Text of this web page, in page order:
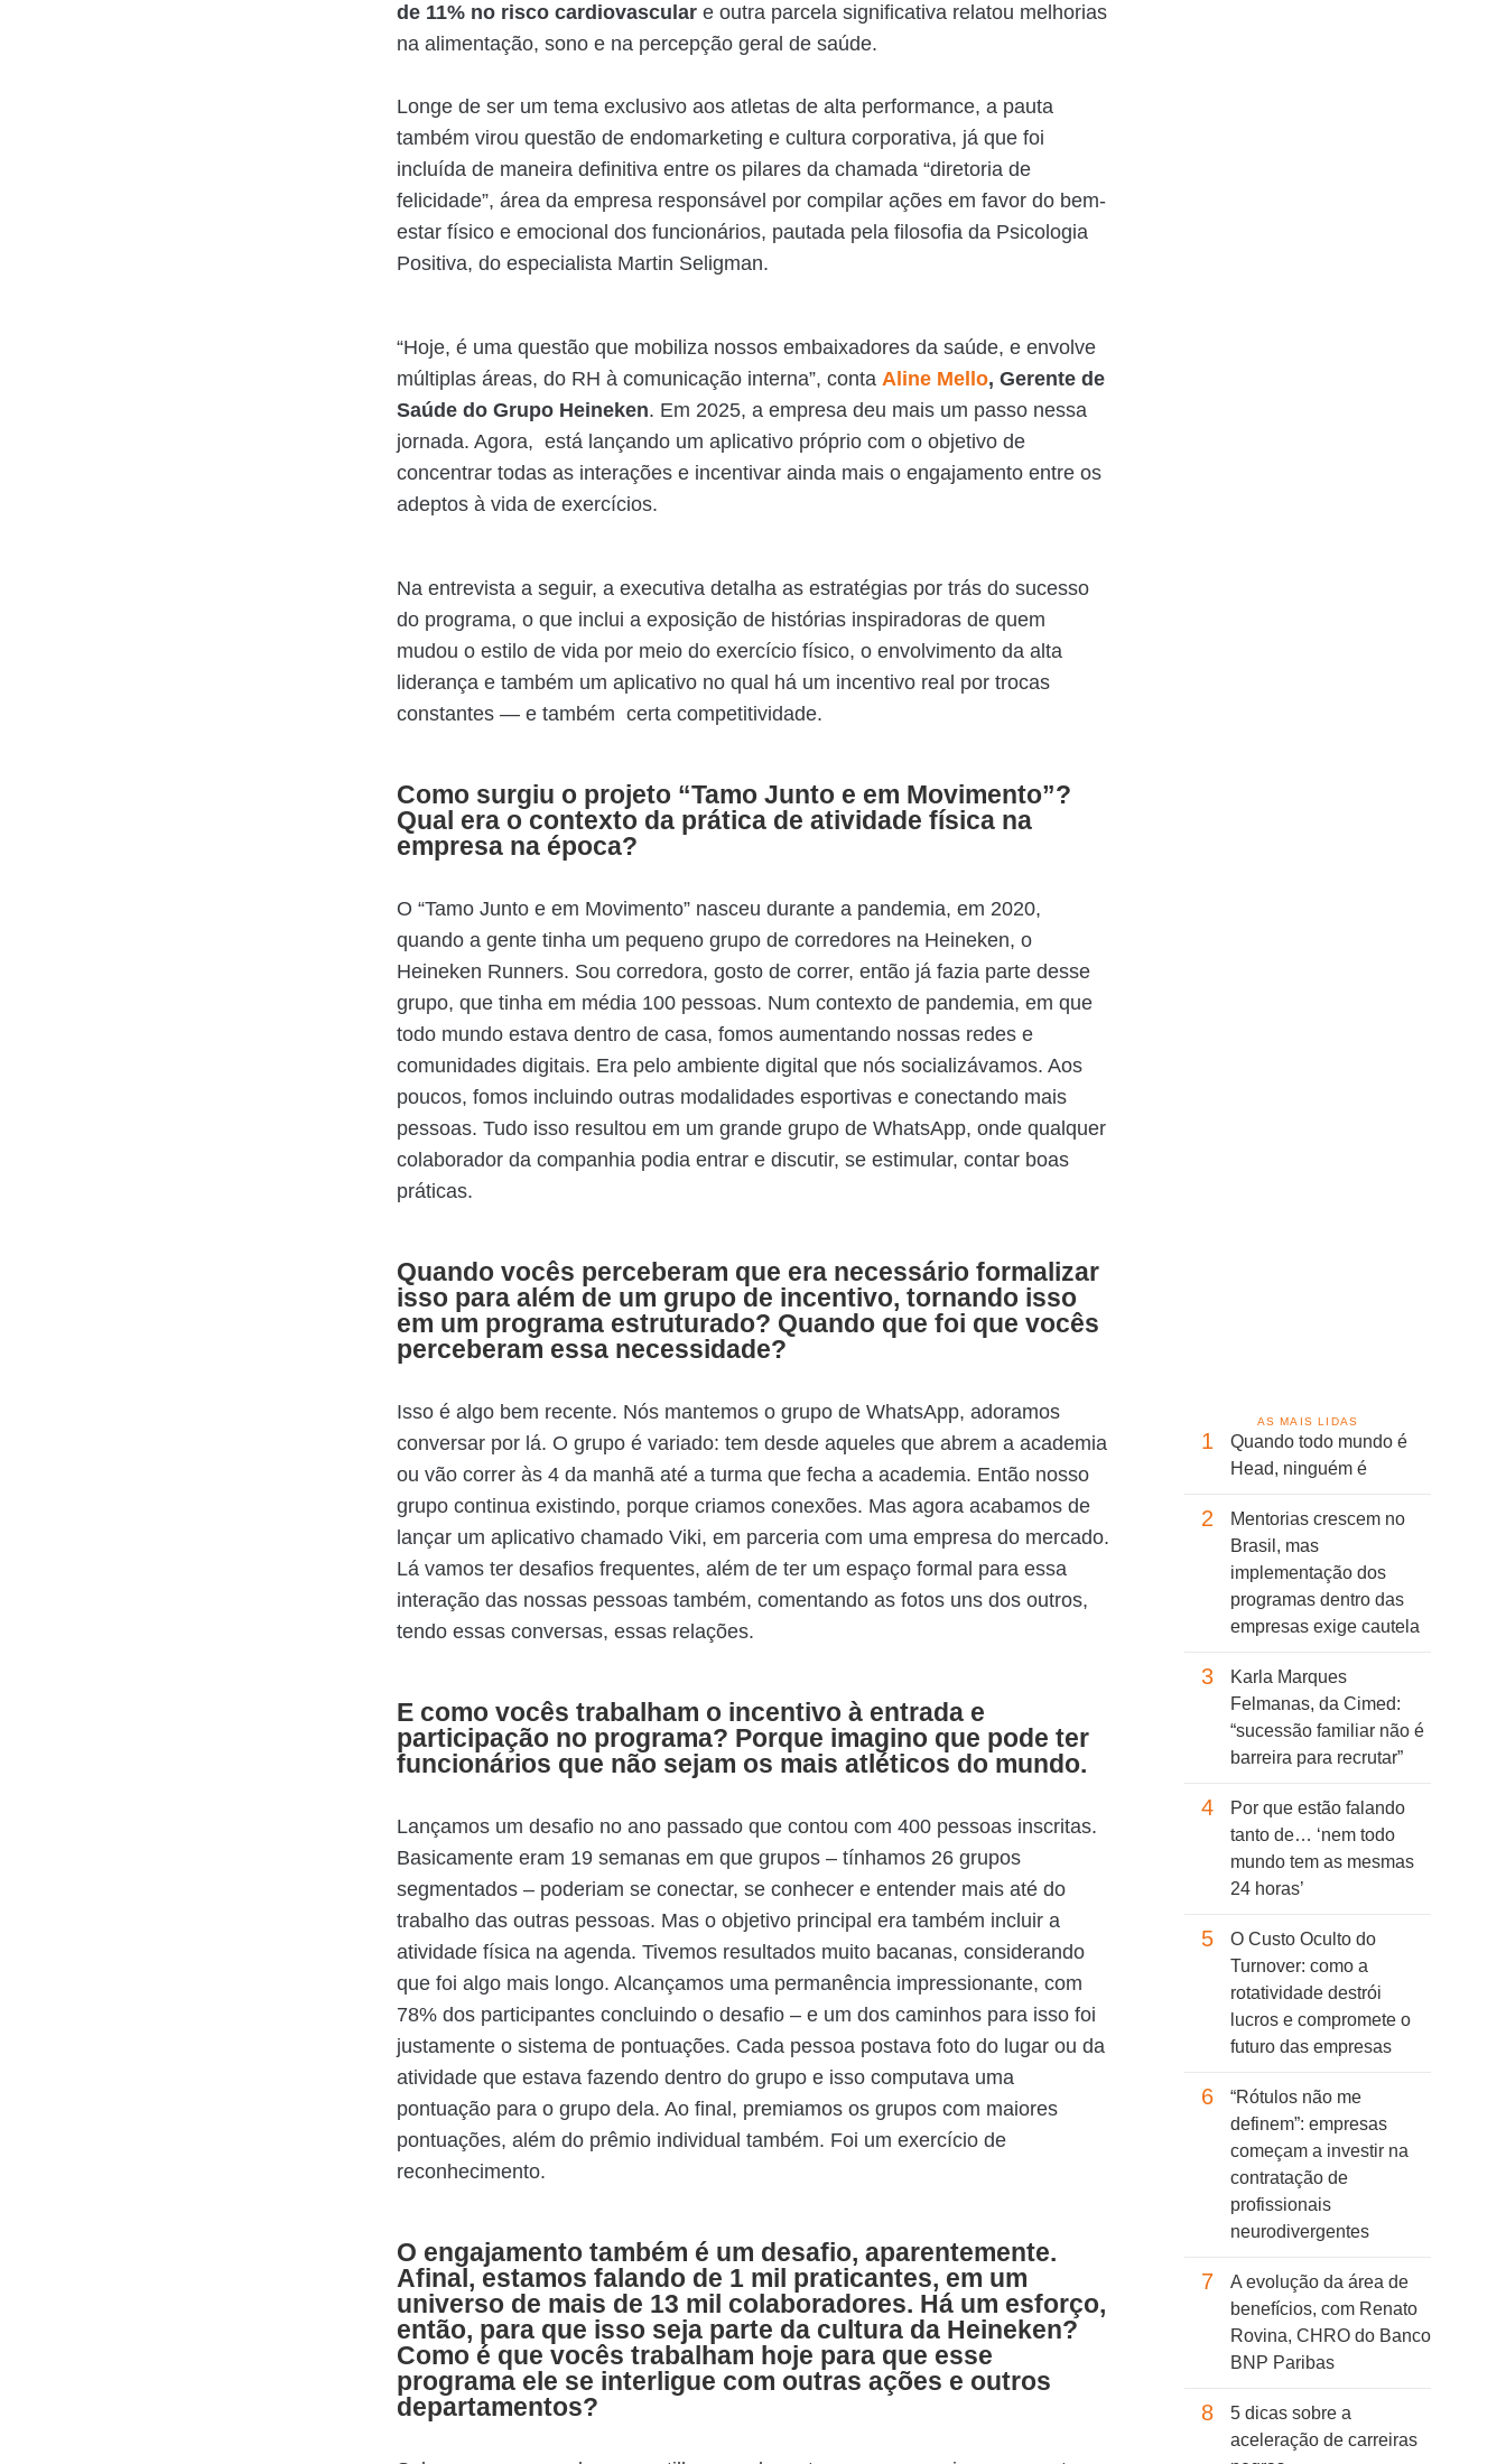
de 11% no risco cardiovascular e outra parcela significativa relatou melhorias
na alimentação, sono e na percepção geral de saúde.
Longe de ser um tema exclusivo aos atletas de alta performance, a pauta
também virou questão de endomarketing e cultura corporativa, já que foi
incluída de maneira definitiva entre os pilares da chamada “diretoria de
felicidade”, área da empresa responsável por compilar ações em favor do bem-
estar físico e emocional dos funcionários, pautada pela filosofia da Psicologia
Positiva, do especialista Martin Seligman.
“Hoje, é uma questão que mobiliza nossos embaixadores da saúde, e envolve
múltiplas áreas, do RH à comunicação interna”, conta Aline Mello, Gerente de
Saúde do Grupo Heineken. Em 2025, a empresa deu mais um passo nessa
jornada. Agora, está lançando um aplicativo próprio com o objetivo de
concentrar todas as interações e incentivar ainda mais o engajamento entre os
adeptos à vida de exercícios.
Na entrevista a seguir, a executiva detalha as estratégias por trás do sucesso
do programa, o que inclui a exposição de histórias inspiradoras de quem
mudou o estilo de vida por meio do exercício físico, o envolvimento da alta
liderança e também um aplicativo no qual há um incentivo real por trocas
constantes — e também certa competitividade.
Como surgiu o projeto “Tamo Junto e em Movimento”?
Qual era o contexto da prática de atividade física na
empresa na época?
O “Tamo Junto e em Movimento” nasceu durante a pandemia, em 2020,
quando a gente tinha um pequeno grupo de corredores na Heineken, o
Heineken Runners. Sou corredora, gosto de correr, então já fazia parte desse
grupo, que tinha em média 100 pessoas. Num contexto de pandemia, em que
todo mundo estava dentro de casa, fomos aumentando nossas redes e
comunidades digitais. Era pelo ambiente digital que nós socializávamos. Aos
poucos, fomos incluindo outras modalidades esportivas e conectando mais
pessoas. Tudo isso resultou em um grande grupo de WhatsApp, onde qualquer
colaborador da companhia podia entrar e discutir, se estimular, contar boas
práticas.
Quando vocês perceberam que era necessário formalizar
isso para além de um grupo de incentivo, tornando isso
em um programa estruturado? Quando que foi que vocês
perceberam essa necessidade?
Isso é algo bem recente. Nós mantemos o grupo de WhatsApp, adoramos
conversar por lá. O grupo é variado: tem desde aqueles que abrem a academia
ou vão correr às 4 da manhã até a turma que fecha a academia. Então nosso
grupo continua existindo, porque criamos conexões. Mas agora acabamos de
lançar um aplicativo chamado Viki, em parceria com uma empresa do mercado.
Lá vamos ter desafios frequentes, além de ter um espaço formal para essa
interação das nossas pessoas também, comentando as fotos uns dos outros,
tendo essas conversas, essas relações.
E como vocês trabalham o incentivo à entrada e
participação no programa? Porque imagino que pode ter
funcionários que não sejam os mais atléticos do mundo.
Lançamos um desafio no ano passado que contou com 400 pessoas inscritas.
Basicamente eram 19 semanas em que grupos – tínhamos 26 grupos
segmentados – poderiam se conectar, se conhecer e entender mais até do
trabalho das outras pessoas. Mas o objetivo principal era também incluir a
atividade física na agenda. Tivemos resultados muito bacanas, considerando
que foi algo mais longo. Alcançamos uma permanência impressionante, com
78% dos participantes concluindo o desafio – e um dos caminhos para isso foi
justamente o sistema de pontuações. Cada pessoa postava foto do lugar ou da
atividade que estava fazendo dentro do grupo e isso computava uma
pontuação para o grupo dela. Ao final, premiamos os grupos com maiores
pontuações, além do prêmio individual também. Foi um exercício de
reconhecimento.
O engajamento também é um desafio, aparentemente.
Afinal, estamos falando de 1 mil praticantes, em um
universo de mais de 13 mil colaboradores. Há um esforço,
então, para que isso seja parte da cultura da Heineken?
Como é que vocês trabalham hoje para que esse
programa ele se interligue com outras ações e outros
departamentos?
AS MAIS LIDAS
1
Quando todo mundo é
Head, ninguém é
2
Mentorias crescem no
Brasil, mas
implementação dos
programas dentro das
empresas exige cautela
3
Karla Marques
Felmanas, da Cimed:
“sucessão familiar não é
barreira para recrutar”
4
Por que estão falando
tanto de… ‘nem todo
mundo tem as mesmas
24 horas’
5
O Custo Oculto do
Turnover: como a
rotatividade destrói
lucros e compromete o
futuro das empresas
6
“Rótulos não me
definem”: empresas
começam a investir na
contratação de
profissionais
neurodivergentes
7
A evolução da área de
benefícios, com Renato
Rovina, CHRO do Banco
BNP Paribas
8
5 dicas sobre a
aceleração de carreiras